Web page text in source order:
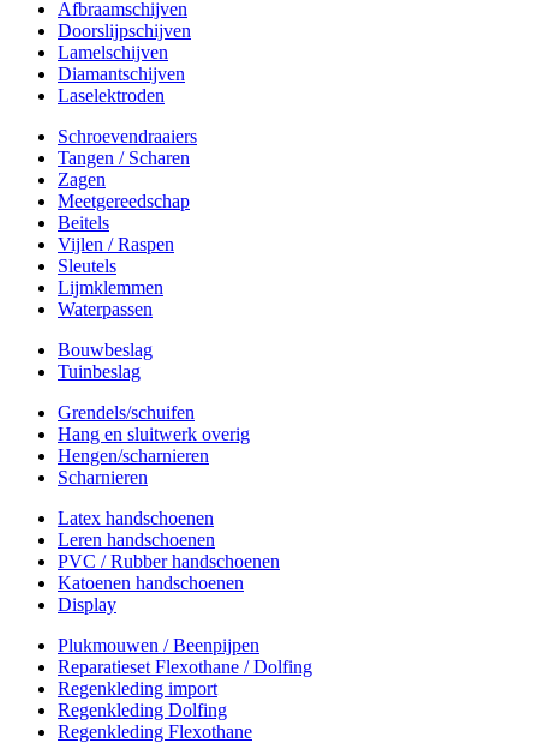
Afbraamschijven
Doorslijpschijven
Lamelschijven
Diamantschijven
Laselektroden
Schroevendraaiers
Tangen / Scharen
Zagen
Meetgereedschap
Beitels
Vijlen / Raspen
Sleutels
Lijmklemmen
Waterpassen
Bouwbeslag
Tuinbeslag
Grendels/schuifen
Hang en sluitwerk overig
Hengen/scharnieren
Scharnieren
Latex handschoenen
Leren handschoenen
PVC / Rubber handschoenen
Katoenen handschoenen
Display
Plukmouwen / Beenpijpen
Reparatieset Flexothane / Dolfing
Regenkleding import
Regenkleding Dolfing
Regenkleding Flexothane